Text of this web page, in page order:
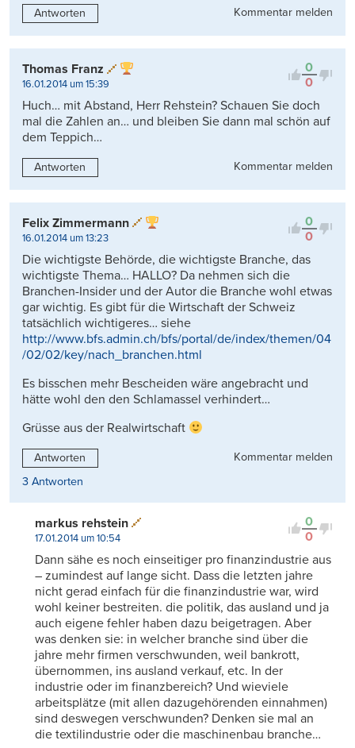
Antworten Kommentar melden
0
0
Thomas Franz
16.01.2014 um 15:39
Huch… mit Abstand, Herr Rehstein? Schauen Sie doch
mal die Zahlen an… und bleiben Sie dann mal schön auf
dem Teppich…
Antworten Kommentar melden
0
0
Felix Zimmermann
16.01.2014 um 13:23
Die wichtigste Behörde, die wichtigste Branche, das
wichtigste Thema… HALLO? Da nehmen sich die
Branchen-Insider und der Autor die Branche wohl etwas
gar wichtig. Es gibt für die Wirtschaft der Schweiz
tatsächlich wichtigeres… siehe
http://www.bfs.admin.ch/bfs/portal/de/index/themen/04
/02/02/key/nach_branchen.html
Es bisschen mehr Bescheiden wäre angebracht und
hätte wohl den den Schlamassel verhindert…
Grüsse aus der Realwirtschaft
Antworten
Kommentar melden
3 Antworten
0
0
markus rehstein
17.01.2014 um 10:54
Dann sähe es noch einseitiger pro finanzindustrie aus
– zumindest auf lange sicht. Dass die letzten jahre
nicht gerad einfach für die finanzindustrie war, wird
wohl keiner bestreiten. die politik, das ausland und ja
auch eigene fehler haben dazu beigetragen. Aber
was denken sie: in welcher branche sind über die
jahre mehr firmen verschwunden, weil bankrott,
übernommen, ins ausland verkauf, etc. In der
industrie oder im finanzbereich? Und wieviele
arbeitsplätze (mit allen dazugehörenden einnahmen)
sind deswegen verschwunden? Denken sie mal an
die textilindustrie oder die maschinenbau branche…